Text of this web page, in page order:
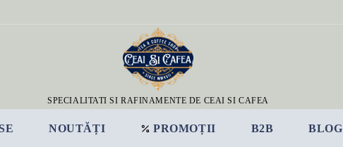
SPECIALITATI SI RAFINAMENTE DE CEAI SI CAFEA
NOUTĂȚI PROMOȚII B2B BLOG